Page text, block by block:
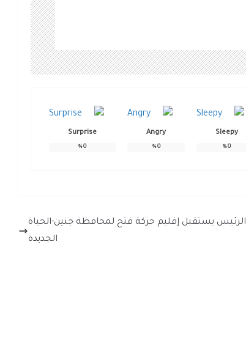
Sleepy
0
%
Angry
0
%
Surprise
0
%
الرئيس يستقبل إقليم حركة فتح لمحافظة جنين-الحياة
الجديدة